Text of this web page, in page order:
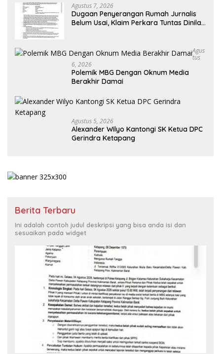
Agustus 7, 2026
Dugaan Penyerangan Rumah Jurnalis
Belum Usai, Klaim Perkara Tuntas Dinilai
Agus
Tus
6, 2026
Polemik MBG Dengan Oknum Media
Berakhir Damai
Agustus 5, 2026
Alexander Wilyo Kantongi SK Ketua DPC
Gerindra Ketapang
Berita Terbaru
Ini adalah contoh judul deskripsi yang bisa anda isi dan
sesuaikan pada widget